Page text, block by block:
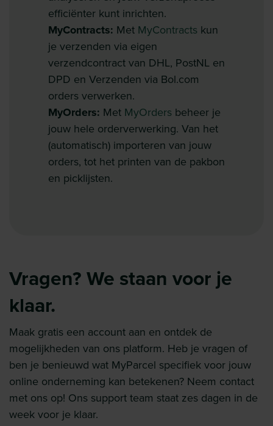
efficiënter kunt inrichten.
MyContracts: Met MyContracts kun
je verzenden via eigen
verzendcontract van DHL, PostNL en
DPD en Verzenden via Bol.com
orders verwerken.
MyOrders: Met MyOrders beheer je
jouw hele orderverwerking. Van het
(automatisch) importeren van jouw
orders, tot het printen van de pakbon
en picklijsten.
Vragen? We staan voor je
klaar.
Maak gratis een account aan en ontdek de
mogelijkheden van ons platform. Heb je vragen of
ben je benieuwd wat MyParcel specifiek voor jouw
online onderneming kan betekenen? Neem contact
met ons op! Ons support team staat zes dagen in de
week voor je klaar.